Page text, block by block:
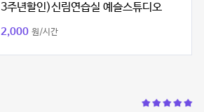
3주년할인)신림연습실 예슬스튜디오
2,000 원/시간